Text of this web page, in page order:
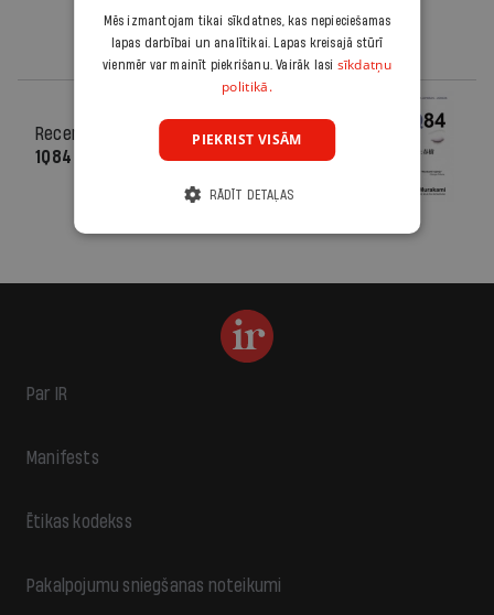
Recenzija
1Q84
Par IR
Manifests
Ētikas kodekss
Pakalpojumu sniegšanas noteikumi
Mēs izmantojam tikai sīkdatnes, kas nepieciešamas
lapas darbībai un analītikai. Lapas kreisajā stūrī
vienmēr var mainīt piekrišanu. Vairāk lasi sīkdatņu
politikā.
PIEKRIST VISĀM
RĀDĪT DETAĻAS